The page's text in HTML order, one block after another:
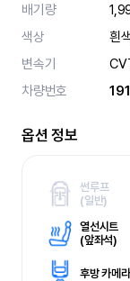
배기량
색상
흰
변속기
차량번호
옵션 정보
썬루프
(일반)
열선시트
(앞좌석)
후방 카메라